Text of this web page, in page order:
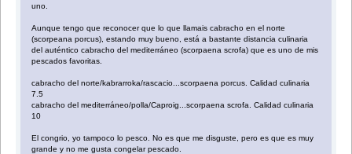
uno.
Aunque tengo que reconocer que lo que llamais cabracho en el norte
(scorpeana porcus), estando muy bueno, está a bastante distancia culinaria
del auténtico cabracho del mediterráneo (scorpaena scrofa) que es uno de mis
pescados favoritas.
cabracho del norte/kabrarroka/rascacio...scorpaena porcus. Calidad culinaria
7.5
cabracho del mediterráneo/polla/Caproig...scorpaena scrofa. Calidad culinaria
10
El congrio, yo tampoco lo pesco. No es que me disguste, pero es que es muy
grande y no me gusta congelar pescado.